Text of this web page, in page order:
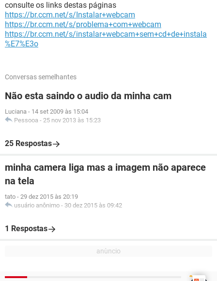
consulte os links destas páginas
https://br.ccm.net/s/Instalar+webcam
https://br.ccm.net/s/problema+com+webcam
https://br.ccm.net/s/instalar+webcam+sem+cd+de+instala
%E7%E3o
Conversas semelhantes
Não esta saindo o audio da minha cam
Luciana - 14 set 2009 às 15:04
Pessooa - 25 nov 2013 às 15:23
25 Respostas
minha camera liga mas a imagem não aparece
na tela
tato - 29 dez 2015 às 20:19
usuário anônimo - 30 dez 2015 às 09:42
1 Respostas